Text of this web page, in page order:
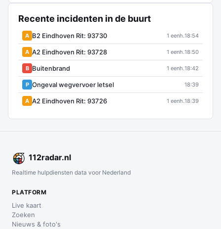
Recente incidenten in de buurt
A B2 Eindhoven Rit: 93730 1 eenh.18:54
A A2 Eindhoven Rit: 93728 1 eenh.18:50
B Buitenbrand 1 eenh.18:42
P Ongeval wegvervoer letsel 18:39
A A2 Eindhoven Rit: 93726 1 eenh.18:39
112radar.nl
Realtime hulpdiensten data voor Nederland
PLATFORM
Live kaart
Zoeken
Nieuws & foto's